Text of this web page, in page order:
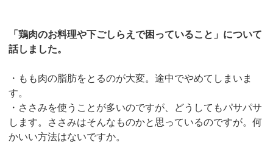
「鶏肉のお料理や下ごしらえで困っていること」について
話しました。
・もも肉の脂肪をとるのが大変。途中でやめてしまいま
す。
・ささみを使うことが多いのですが、どうしてもパサパサ
します。ささみはそんなものかと思っているのですが。何
かいい方法はないですか。